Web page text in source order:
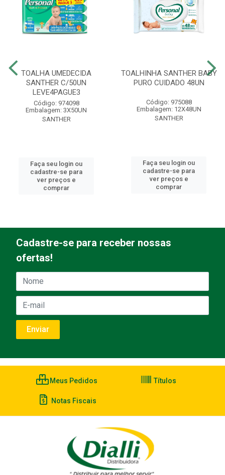
TOALHA UMEDECIDA
SANTHER C/50UN
LEVE4PAGUE3
Código: 974098
Embalagem: 3X50UN
SANTHER
Faça seu login ou
cadastre-se para
ver preços e
comprar
TOALHINHA SANTHER BABY
PURO CUIDADO 48UN
Código: 975088
Embalagem: 12X48UN
SANTHER
Faça seu login ou
cadastre-se para
ver preços e
comprar
Cadastre-se para receber nossas
ofertas!
Meus Pedidos Títulos
Notas Fiscais